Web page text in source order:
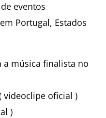
eventos
Portugal, Estados
a música finalista no
videoclipe oficial )
)